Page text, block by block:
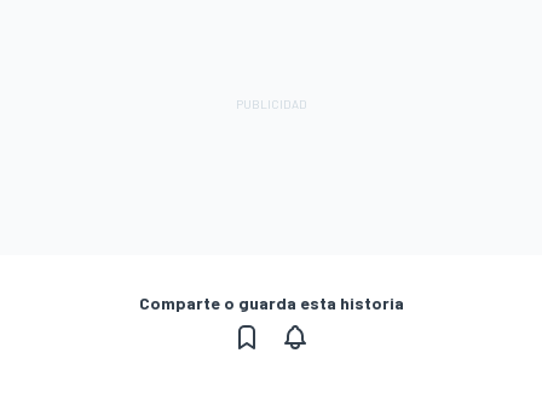
Comparte o guarda esta historia